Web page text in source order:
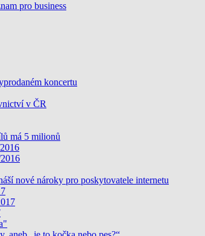
pro business
koncertu
v ČR
má 5 milionů
nové nároky pro poskytovatele internetu